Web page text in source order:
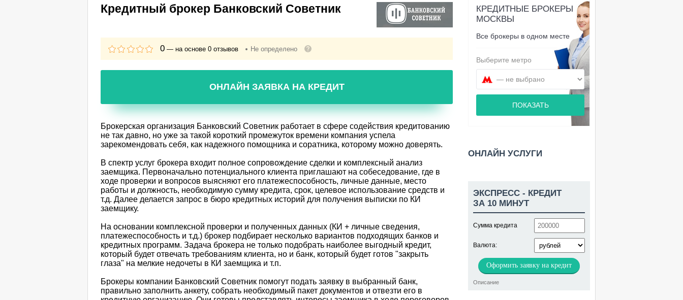
Кредитный брокер Банковский Советник
0 — на основе 0 отзывов Не определено
ОНЛАЙН ЗАЯВКА НА КРЕДИТ
Брокерская организация Банковский Советник работает в сфере содействия кредитованию
не так давно, но уже за такой короткий промежуток времени компания успела
зарекомендовать себя, как надежного помощника и соратника, которому можно доверять.
В спектр услуг брокера входит полное сопровождение сделки и комплексный анализ
заемщика. Первоначально потенциального клиента приглашают на собеседование, где в
ходе проверки и вопросов выясняют его платежеспособность, личные данные, место
работы и должность, необходимую сумму кредита, срок, целевое использование средств и
т.д. Далее делается запрос в бюро кредитных историй для получения выписки по КИ
заемщику.
На основании комплексной проверки и полученных данных (КИ + личные сведения,
платежеспособность и т.д.) брокер подбирает несколько вариантов подходящих банков и
кредитных программ. Задача брокера не только подобрать наиболее выгодный кредит,
который будет отвечать требованиям клиента, но и банк, который будет готов "закрыть
глаза" на мелкие недочеты в КИ заемщика и т.п.
Брокеры компании Банковский Советник помогут подать заявку в выбранный банк,
правильно заполнить анкету, собрать необходимый пакет документов и отвезти его в
КРЕДИТНЫЕ БРОКЕРЫ
МОСКВЫ
Все брокеры в одном месте
Выберите метро
ПОКАЗАТЬ
ОНЛАЙН УСЛУГИ
ЭКСПРЕСС - КРЕДИТ
ЗА 10 МИНУТ
Сумма кредита
Валюта:
Оформить заявку на кредит
Описание